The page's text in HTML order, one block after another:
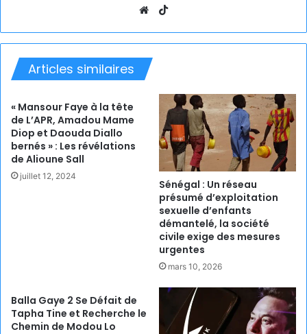
Website
Articles similaires
« Mansour Faye à la tête
de L’APR, Amadou Mame
Diop et Daouda Diallo
bernés » : Les révélations
de Alioune Sall
juillet 12, 2024
Sénégal : Un réseau
présumé d’exploitation
sexuelle d’enfants
démantelé, la société
civile exige des mesures
urgentes
mars 10, 2026
Balla Gaye 2 Se Défait de
Tapha Tine et Recherche le
Chemin de Modou Lo